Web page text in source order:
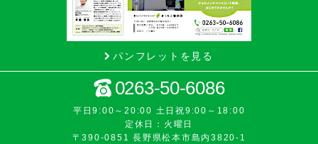
パンフレットを見る
0263-50-6086
平日9:00～20:00 土日祝9:00～18:00
定休日：火曜日
〒390-0851 長野県松本市島内3820-1